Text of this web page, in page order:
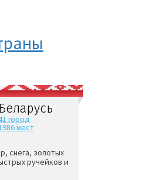
Беларусь
город
мест
снега, золотых
ручейков и